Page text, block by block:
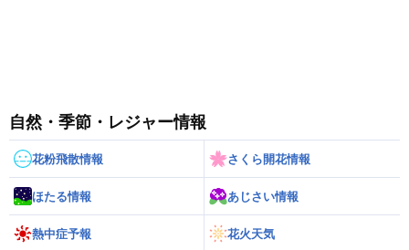
自然・季節・レジャー情報
花粉飛散情報 さくら開花情報
ほたる情報 あじさい情報
熱中症予報 花火天気